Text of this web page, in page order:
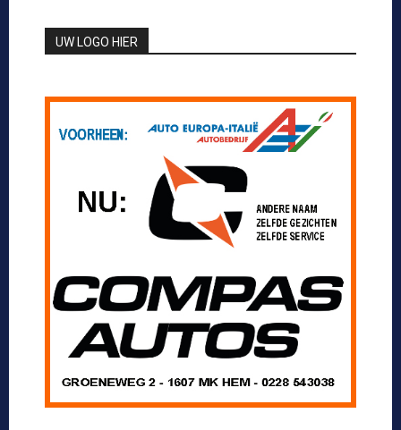
UW LOGO HIER